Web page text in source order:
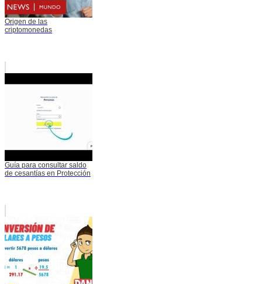
Origen de las
criptomonedas
Guía para consultar saldo
de cesantías en Protección